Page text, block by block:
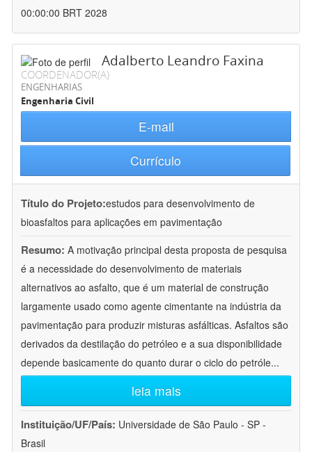
00:00:00 BRT 2028
Adalberto Leandro Faxina
COORDENADOR(A)
ENGENHARIAS
Engenharia Civil
E-mail
Currículo
Título do Projeto:estudos para desenvolvimento de
bioasfaltos para aplicações em pavimentação
Resumo: A motivação principal desta proposta de pesquisa
é a necessidade do desenvolvimento de materiais
alternativos ao asfalto, que é um material de construção
largamente usado como agente cimentante na indústria da
pavimentação para produzir misturas asfálticas. Asfaltos são
derivados da destilação do petróleo e a sua disponibilidade
depende basicamente do quanto durar o ciclo do petróle...
leia mais
Instituição/UF/País: Universidade de São Paulo - SP -
Brasil